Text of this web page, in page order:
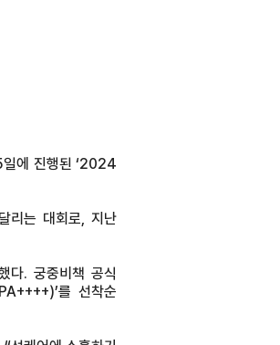
에 진행된 ‘2024
리는 대회로, 지난
다. 궁중비책 공식
를 선착순